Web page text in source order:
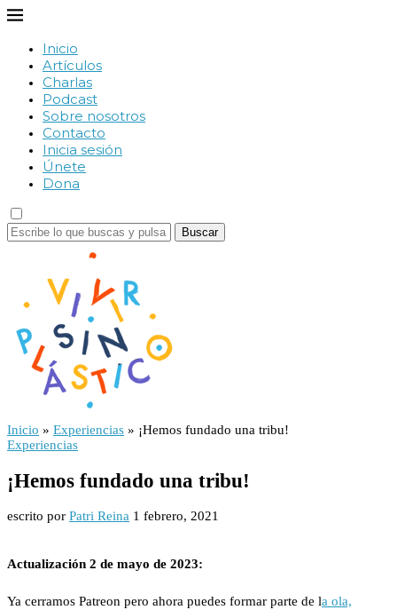
Inicio
Artículos
Charlas
Podcast
Sobre nosotros
Contacto
Inicia sesión
Únete
Dona
Buscar
Inicio » Experiencias » ¡Hemos fundado una tribu!
Experiencias
¡Hemos fundado una tribu!
escrito por Patri Reina 1 febrero, 2021
Actualización 2 de mayo de 2023:
Ya cerramos Patreon pero ahora puedes formar parte de la ola,